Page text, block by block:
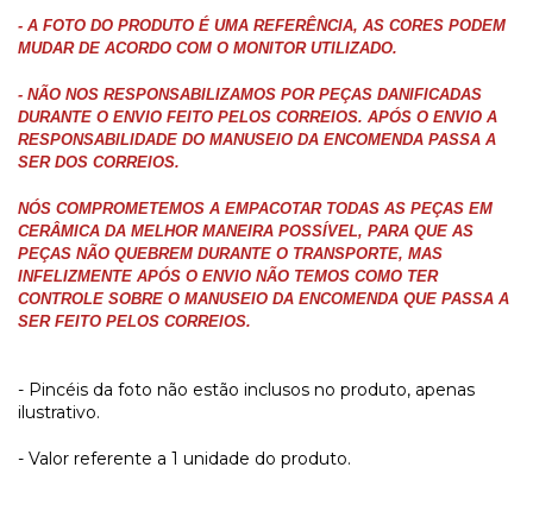
- A FOTO DO PRODUTO É UMA REFERÊNCIA, AS CORES PODEM
MUDAR DE ACORDO COM O MONITOR UTILIZADO.
- NÃO NOS RESPONSABILIZAMOS POR PEÇAS DANIFICADAS
DURANTE O ENVIO FEITO PELOS CORREIOS. APÓS O ENVIO A
RESPONSABILIDADE DO MANUSEIO DA ENCOMENDA PASSA A
SER DOS CORREIOS.
NÓS COMPROMETEMOS A EMPACOTAR TODAS AS PEÇAS EM
CERÂMICA DA MELHOR MANEIRA POSSÍVEL, PARA QUE AS
PEÇAS NÃO QUEBREM DURANTE O TRANSPORTE, MAS
INFELIZMENTE APÓS O ENVIO NÃO TEMOS COMO TER
CONTROLE SOBRE O MANUSEIO DA ENCOMENDA QUE PASSA A
SER FEITO PELOS CORREIOS.
- Pincéis da foto não estão inclusos no produto, apenas
ilustrativo.
- Valor referente a 1 unidade do produto.